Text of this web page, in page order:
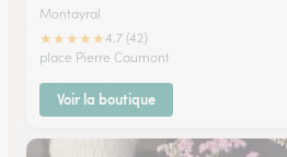
Montayral
★★★★★4.7 (42)
place Pierre Caumont
Voir la boutique